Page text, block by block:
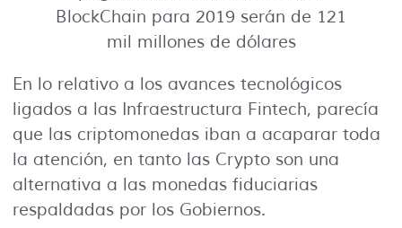
BlockChain para 2019 serán de 121
mil millones de dólares
En lo relativo a los avances tecnológicos
ligados a las Infraestructura Fintech, parecía
que las criptomonedas iban a acaparar toda
la atención, en tanto las Crypto son una
alternativa a las monedas fiduciarias
respaldadas por los Gobiernos.